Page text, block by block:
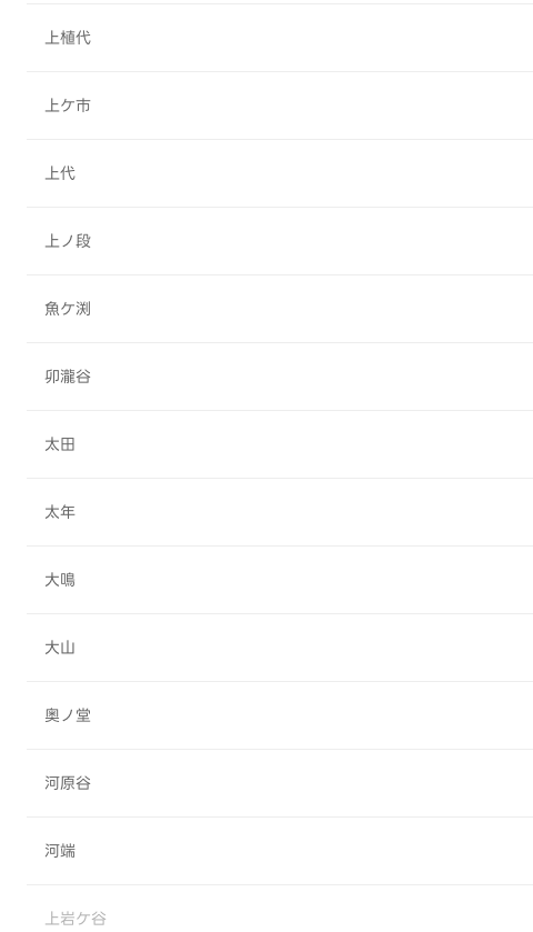
上植代
上ケ市
上代
上ノ段
魚ケ渕
卯瀧谷
太田
太年
大鳴
大山
奥ノ堂
河原谷
河端
上岩ケ谷